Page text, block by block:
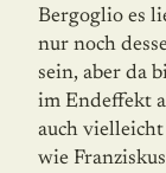
Bergoglio es
nur noch
sein, aber da
im Endeffekt
auch
wie